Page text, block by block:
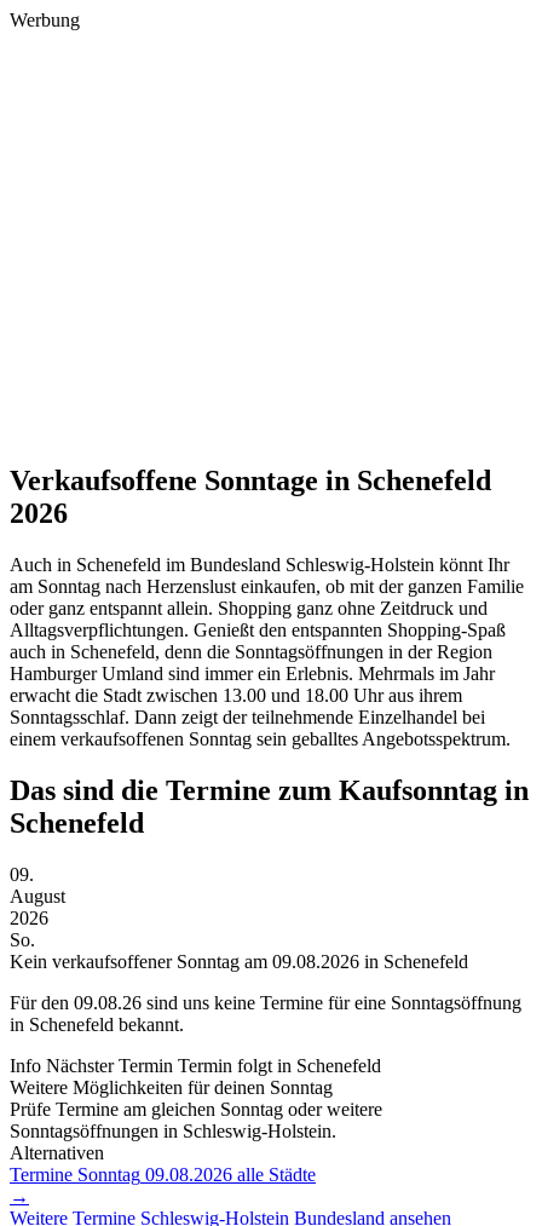
Werbung
Verkaufsoffene Sonntage in Schenefeld
2026
Auch in Schenefeld im Bundesland Schleswig-Holstein könnt Ihr
am Sonntag nach Herzenslust einkaufen, ob mit der ganzen Familie
oder ganz entspannt allein. Shopping ganz ohne Zeitdruck und
Alltagsverpflichtungen. Genießt den entspannten Shopping-Spaß
auch in Schenefeld, denn die Sonntagsöffnungen in der Region
Hamburger Umland sind immer ein Erlebnis. Mehrmals im Jahr
erwacht die Stadt zwischen 13.00 und 18.00 Uhr aus ihrem
Sonntagsschlaf. Dann zeigt der teilnehmende Einzelhandel bei
einem verkaufsoffenen Sonntag sein geballtes Angebotsspektrum.
Das sind die Termine zum Kaufsonntag in
Schenefeld
09.
August
2026
So.
Kein verkaufsoffener Sonntag am 09.08.2026 in Schenefeld
Für den 09.08.26 sind uns keine Termine für eine Sonntagsöffnung
in Schenefeld bekannt.
Info Nächster Termin Termin folgt in Schenefeld
Weitere Möglichkeiten für deinen Sonntag
Prüfe Termine am gleichen Sonntag oder weitere
Sonntagsöffnungen in Schleswig-Holstein.
Alternativen
Termine Sonntag 09.08.2026 alle Städte
→
Weitere Termine Schleswig-Holstein Bundesland ansehen